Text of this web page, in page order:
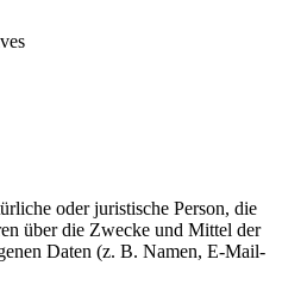
oder juristische Person, die
über die Zwecke und Mittel der
Daten (z. B. Namen, E-Mail-